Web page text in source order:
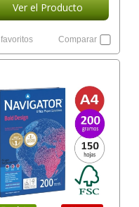
Ver el Producto
favoritos Comparar